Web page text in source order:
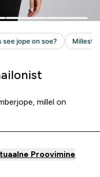
millel on
Proovimine